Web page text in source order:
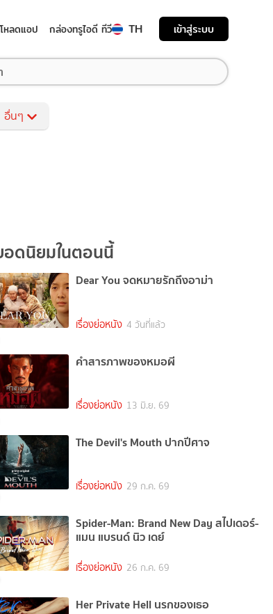
โหลดแอป กล่องทรูไอดี ทีวี TH เข้าสู่ระบบ
อื่นๆ
อดนิยมในตอนนี้
Dear You จดหมายรักถึงอาม่า
เรื่องย่อหนัง 4 วันที่แล้ว
คำสารภาพของหมอผี
เรื่องย่อหนัง 13 มิ.ย. 69
The Devil's Mouth ปากปีศาจ
เรื่องย่อหนัง 29 ก.ค. 69
Spider-Man: Brand New Day สไปเดอร์-
แมน แบรนด์ นิว เดย์
เรื่องย่อหนัง 26 ก.ค. 69
Her Private Hell นรกของเธอ